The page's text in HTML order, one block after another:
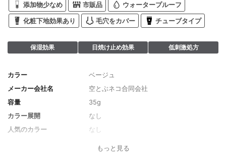
添加物少なめ 市販品 ウォータープルーフ
化粧下地効果あり 毛穴をカバー チューブタイプ
保湿効果 日焼け止め効果 低刺激処方
カラー
ベージュ
メーカー会社名
空とぶネコ合同会社
容量
35g
カラー展開
なし
人気のカラー
なし
SPF50+/PA++++
もっと見る